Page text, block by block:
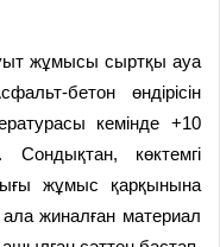
жұмысы сыртқы ауа
бетон өндірісін
кемінде +10
көктемгі
жұмыс қарқынына
жиналған материал